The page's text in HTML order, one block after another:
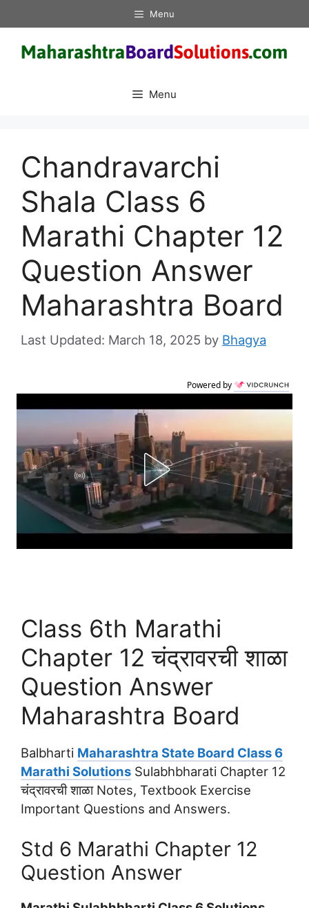
to
content
Menu
Menu
Chandravarchi
Shala Class 6
Marathi Chapter 12
Question Answer
Maharashtra Board
March 18, 2025 by Bhagya
Powered by
Class 6th Marathi
Chapter 12 चंद्रावरची शाळा
Question Answer
Maharashtra Board
Balbharti Maharashtra State Board Class 6
Marathi Solutions Sulabhbharati Chapter 12
चंद्रावरची शाळा Notes, Textbook Exercise
Important Questions and Answers.
Std 6 Marathi Chapter 12
Question Answer